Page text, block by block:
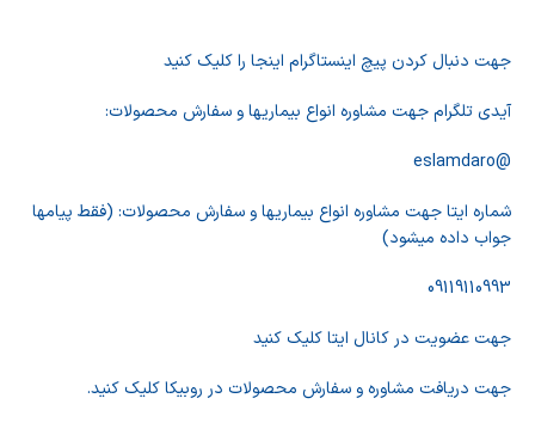
جهت دنبال کردن پیچ اینستاگرام اینجا را کلیک کنید
آیدی تلگرام جهت مشاوره انواع بیماریها و سفارش محصولات:
@eslamdaro
شماره ایتا جهت مشاوره انواع بیماریها و سفارش محصولات: (فقط پیامها
جواب داده میشود)
09119110993
جهت عضویت در کانال ایتا کلیک کنید
جهت دریافت مشاوره و سفارش محصولات در روبیکا کلیک کنید.